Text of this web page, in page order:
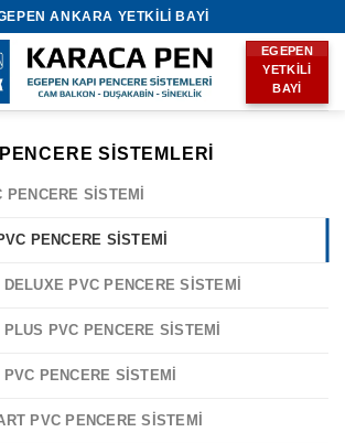
ANKARA YETKILI BAYI
EGEPEN
YETKILI
BAYI
SISTEMLERI
SISTEMI
PENCERE SISTEMI
PVC PENCERE SISTEMI
PVC PENCERE SISTEMI
PENCERE SISTEMI
PVC PENCERE SISTEMI